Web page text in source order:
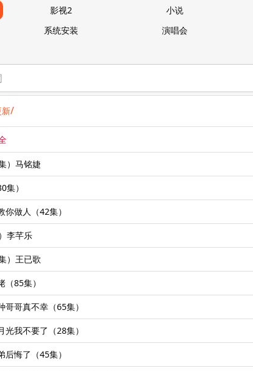
影视2 小说
系统安装 演唱会
/
）马铭婕
）
做人（42集）
李芊乐
）王已歌
85集）
哥真不幸（65集）
我不要了（28集）
悔了（45集）